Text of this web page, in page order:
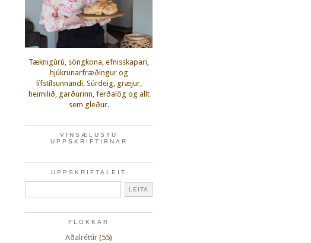
Tæknigúrú, söngkona, efnisskapari,
hjúkrunarfræðingur og
lífstílsunnandi. Súrdeig, græjur,
heimilið, garðurinn, ferðalög og allt
sem gleður.
VINSÆLUSTU
UPPSKRIFTIRNAR
UPPSKRIFTALEIT
FLOKKAR
Aðalréttir (55)